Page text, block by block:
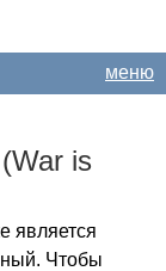
меню
(War is
является
Чтобы